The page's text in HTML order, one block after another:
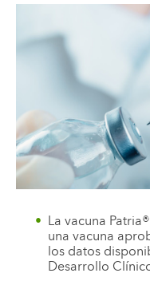
La vacuna
una vacuna
los datos
Desarrollo